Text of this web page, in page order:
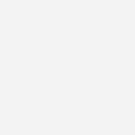
GARDINEN,